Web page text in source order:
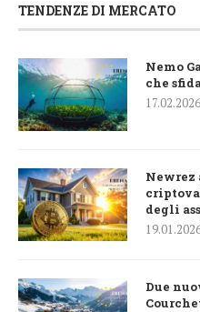
TENDENZE DI MERCATO
Nemo
che
17.02.2026
degli
Due